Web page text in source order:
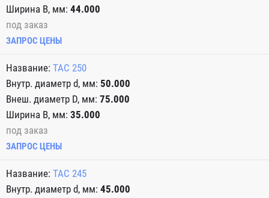
44.000
под заказ
ЗАПРОС ЦЕНЫ
TAC 250
50.000
75.000
35.000
под заказ
ЗАПРОС ЦЕНЫ
TAC 245
45.000